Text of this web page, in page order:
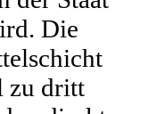
Die
zu dritt